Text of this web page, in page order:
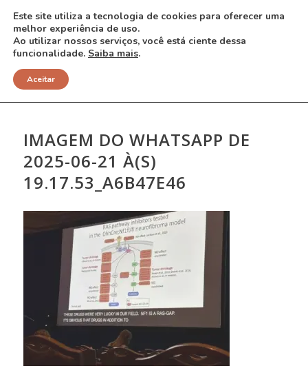
NOTÍCIAS
IMAGEM DO WHATSAPP DE
2025-06-21 À(S)
19.17.53_A6B47E46
Este site utiliza a tecnologia de cookies para oferecer uma
melhor experiência de uso.
Ao utilizar nossos serviços, você está ciente dessa
funcionalidade. Saiba mais.
Aceitar